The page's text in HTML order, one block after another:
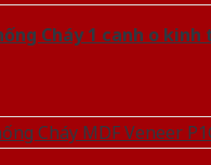
Cháy 1 canh o